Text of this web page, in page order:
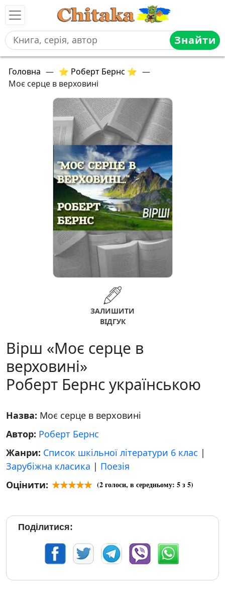
Знайти
Головна — ⭐ Роберт Бернс ⭐ —
Моє серце в верховині
ЗАЛИШИТИ
ВІДГУК
Вірш «Моє серце в
верховині»
Роберт Бернс українською
Назва: Моє серце в верховині
Автор: Роберт Бернс
Жанри: Список шкільної літератури 6 клас |
Зарубіжна класика | Поезія
Оцінити:
(2голоси, в середньому: 5з 5)
Поділитися: